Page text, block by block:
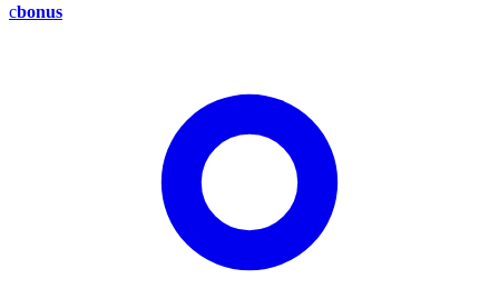
cbonus